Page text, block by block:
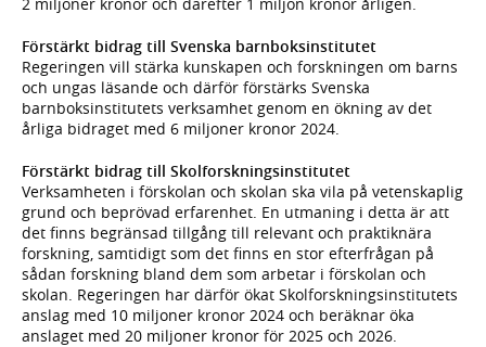
Förstärkt bidrag till Svenska barnboksinstitutet
Regeringen vill stärka kunskapen och forskningen om barns
och ungas läsande och därför förstärks Svenska
barnboksinstitutets verksamhet genom en ökning av det
årliga bidraget med 6 miljoner kronor 2024.
Förstärkt bidrag till Skolforskningsinstitutet
Verksamheten i förskolan och skolan ska vila på vetenskaplig
grund och beprövad erfarenhet. En utmaning i detta är att
det finns begränsad tillgång till relevant och praktiknära
forskning, samtidigt som det finns en stor efterfrågan på
sådan forskning bland dem som arbetar i förskolan och
skolan. Regeringen har därför ökat Skolforskningsinstitutets
anslag med 10 miljoner kronor 2024 och beräknar öka
anslaget med 20 miljoner kronor för 2025 och 2026.